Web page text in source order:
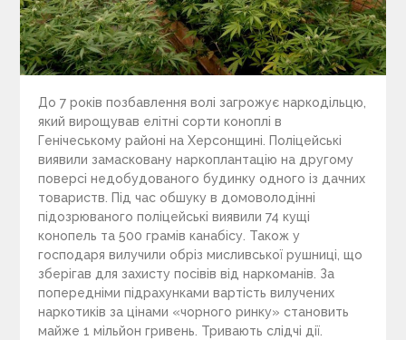
До 7 років позбавлення волі загрожує наркодільцю,
який вирощував елітні сорти коноплі в
Генічеському районі на Херсонщині. Поліцейські
виявили замасковану наркоплантацію на другому
поверсі недобудованого будинку одного із дачних
товариств. Під час обшуку в домоволодінні
підозрюваного поліцейські виявили 74 кущі
конопель та 500 грамів канабісу. Також у
господаря вилучили обріз мисливської рушниці, що
зберігав для захисту посівів від наркоманів. За
попередніми підрахунками вартість вилучених
наркотиків за цінами «чорного ринку» становить
майже 1 мільйон гривень. Тривають слідчі дії.